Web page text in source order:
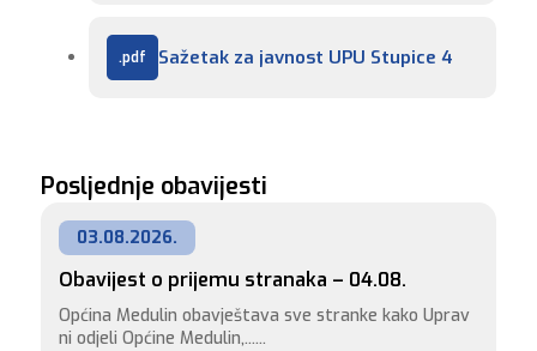
Sažetak za javnost UPU Stupice 4
Posljednje obavijesti
03.08.2026.
Obavijest o prijemu stranaka – 04.08.
Općina Medulin obavještava sve stranke kako Uprav
ni odjeli Općine Medulin,......